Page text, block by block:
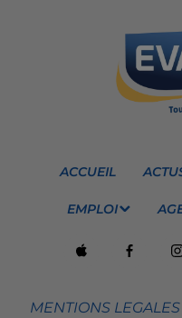
ACCUEIL
EMPLOI
MENTIONS LEGALES